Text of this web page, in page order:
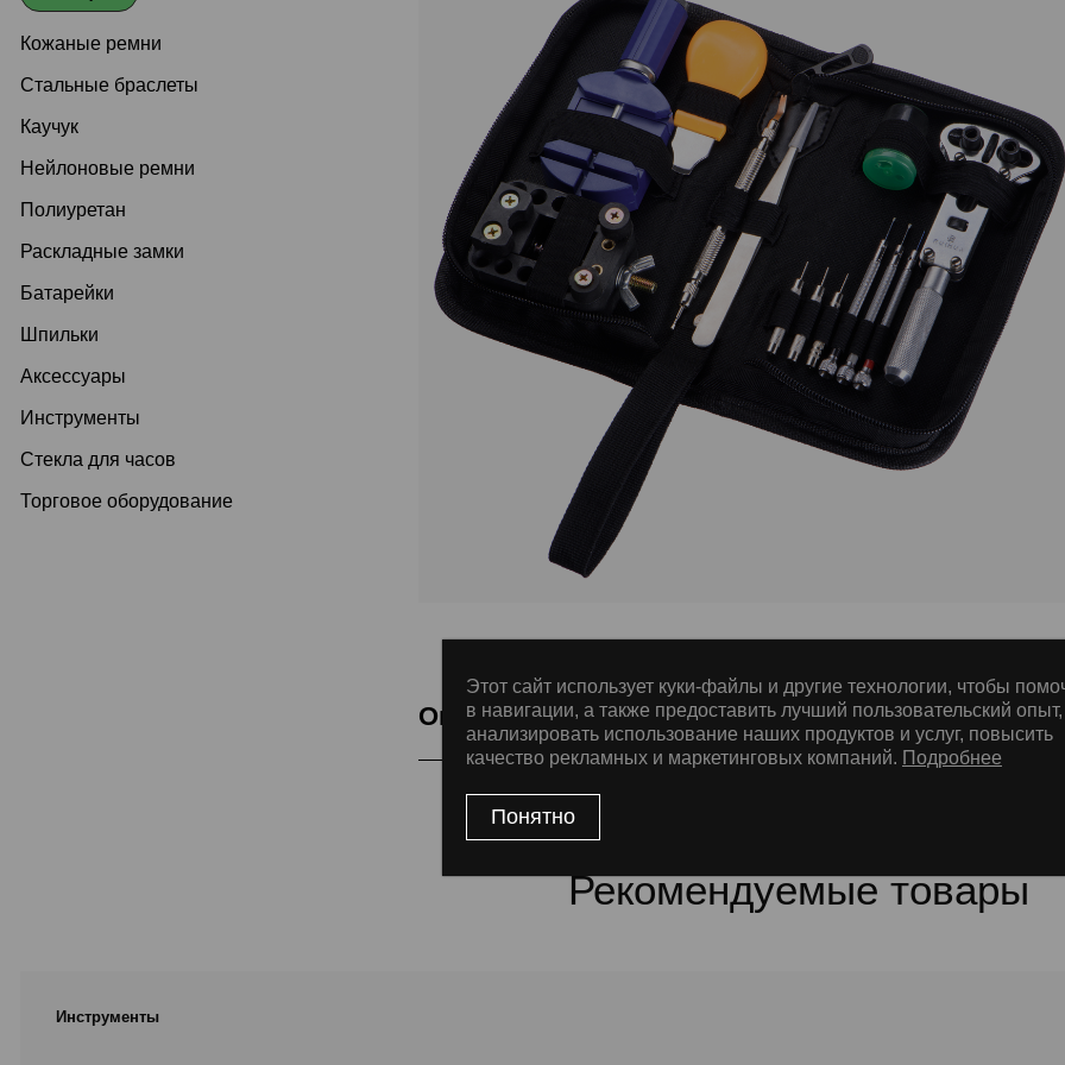
Кожаные ремни
Стальные браслеты
Каучук
Нейлоновые ремни
Полиуретан
Раскладные замки
Батарейки
Шпильки
Аксессуары
Инструменты
Стекла для часов
Торговое оборудование
Описание
Рекомендуемые товары
Инструменты
Этот сайт использует куки-файлы и другие технологии, чтобы
в навигации, а также предоставить лучший пользовательский опыт,
анализировать использование наших продуктов и услуг, повысить
качество рекламных и маркетинговых компаний. Подробнее
Понятно